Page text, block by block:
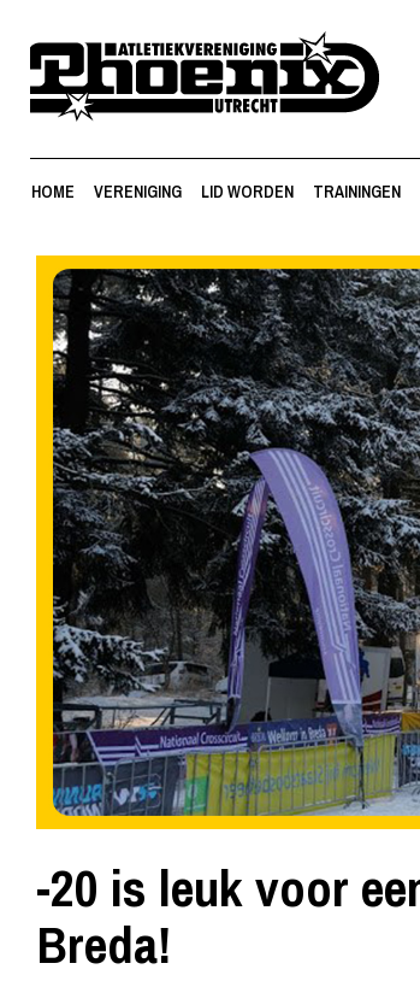
HOME VERENIGING LID WORDEN TRAININGEN
-20 is leuk voor
Breda!